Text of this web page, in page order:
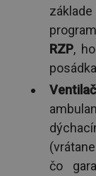
RZP,
čo